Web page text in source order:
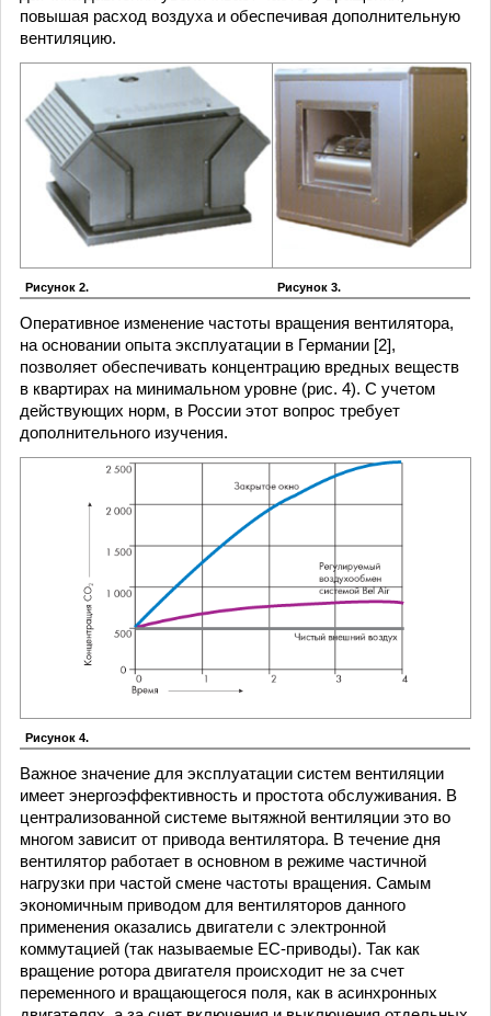
повышая расход воздуха и обеспечивая дополнительную
вентиляцию.
Рисунок 2. Рисунок 3.
Оперативное изменение частоты вращения вентилятора,
на основании опыта эксплуатации в Германии [2],
позволяет обеспечивать концентрацию вредных веществ
в квартирах на минимальном уровне (рис. 4). С учетом
действующих норм, в России этот вопрос требует
дополнительного изучения.
Рисунок 4.
Важное значение для эксплуатации систем вентиляции
имеет энергоэффективность и простота обслуживания. В
централизованной системе вытяжной вентиляции это во
многом зависит от привода вентилятора. В течение дня
вентилятор работает в основном в режиме частичной
нагрузки при частой смене частоты вращения. Самым
экономичным приводом для вентиляторов данного
применения оказались двигатели с электронной
коммутацией (так называемые ЕС-приводы). Так как
вращение ротора двигателя происходит не за счет
переменного и вращающегося поля, как в асинхронных